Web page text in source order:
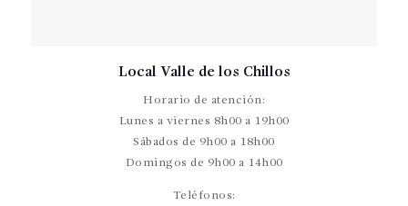
Local Valle de los Chillos
Horario de atención:
Lunes a viernes 8h00 a 19h00
Sábados de 9h00 a 18h00
Domingos de 9h00 a 14h00
Teléfonos: